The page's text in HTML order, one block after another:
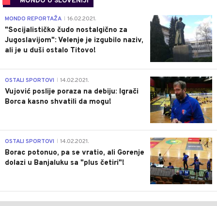
4
MONDO REPORTAŽA 16.02.2021.
"Socijalističko čudo nostalgično za
Jugoslavijom": Velenje je izgubilo naziv,
ali je u duši ostalo Titovo!
1
OSTALI SPORTOVI 14.02.2021.
Vujović poslije poraza na debiju: Igrači
Borca kasno shvatili da mogu!
3
OSTALI SPORTOVI 14.02.2021.
Borac potonuo, pa se vratio, ali Gorenje
dolazi u Banjaluku sa "plus četiri"!